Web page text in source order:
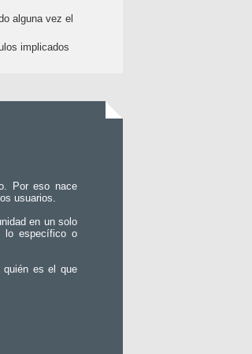
alguna vez el
implicados
Por eso nace
usuarios.
en un solo
lo específico o
quién es el que